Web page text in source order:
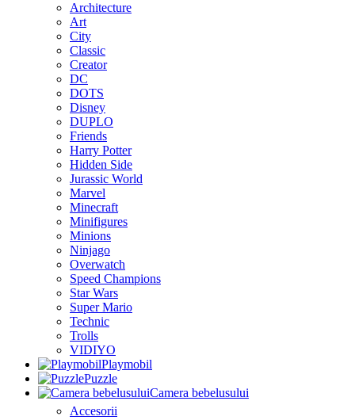
Architecture
Art
City
Classic
Creator
DC
DOTS
Disney
DUPLO
Friends
Harry Potter
Hidden Side
Jurassic World
Marvel
Minecraft
Minifigures
Minions
Ninjago
Overwatch
Speed Champions
Star Wars
Super Mario
Technic
Trolls
VIDIYO
Playmobil
Puzzle
Camera bebelusului
Accesorii